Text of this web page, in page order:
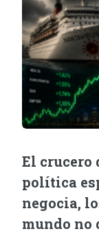
El crucero
política
negocia,
mundo no